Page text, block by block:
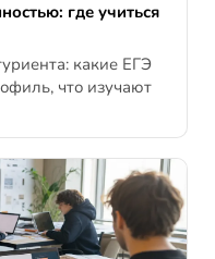
где учиться
какие ЕГЭ
что изучают